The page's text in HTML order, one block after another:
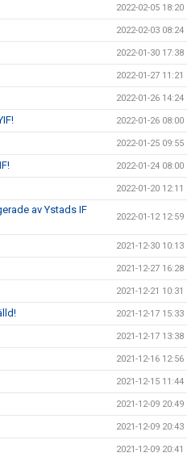
2022-02-05 18:20
2022-02-03 08:24
2022-01-30 17:38
2022-01-27 11:21
2022-01-26 14:24
2022-01-26 08:00
2022-01-25 09:55
2022-01-24 08:00
2022-01-20 12:11
av Ystads IF
2022-01-12 12:59
2021-12-30 10:13
2021-12-27 16:28
2021-12-21 10:31
2021-12-17 15:33
2021-12-17 13:38
2021-12-16 12:56
2021-12-15 11:44
2021-12-09 20:49
2021-12-09 20:43
2021-12-09 20:41